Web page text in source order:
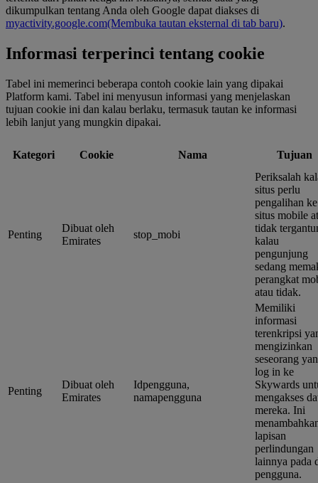
dikumpulkan tentang Anda oleh Google dapat diakses di
myactivity.google.com(Membuka tautan eksternal di tab baru).
Informasi terperinci tentang cookie
Tabel ini memerinci beberapa contoh cookie lain yang dipakai
Platform kami. Tabel ini menyusun informasi yang menjelaskan
tujuan cookie ini dan kalau berlaku, termasuk tautan ke informasi
lebih lanjut yang mungkin dipakai.
Kategori Cookie Nama Tujuan
Penting
Dibuat oleh
Emirates
stop_mobi
Periksalah
situs perlu
pengalihan ke
situs mobile
tidak
kalau
pengunjung
sedang
perangkat
atau tidak.
Penting
Dibuat oleh
Emirates
Idpengguna,
namapengguna
Memiliki
informasi
terenkripsi
mengizinkan
seseorang
log in ke
Skywards
mengakses
mereka. Ini
lapisan
perlindungan
lainnya pada
pengguna.